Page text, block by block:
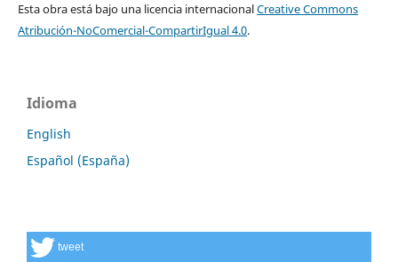
Esta obra está bajo una licencia internacionalCreative Commons
Atribución-NoComercial-CompartirIgual 4.0.
Idioma
English
Español (España)
tweet